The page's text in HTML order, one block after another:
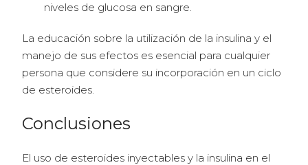
niveles de glucosa en sangre.
La educación sobre la utilización de la insulina y el
manejo de sus efectos es esencial para cualquier
persona que considere su incorporación en un ciclo
de esteroides.
Conclusiones
El uso de esteroides inyectables y la insulina en el